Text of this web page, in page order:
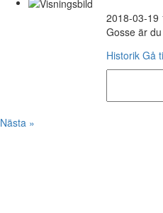
2018-03-19
Gosse är
Historik Gå
Nästa »